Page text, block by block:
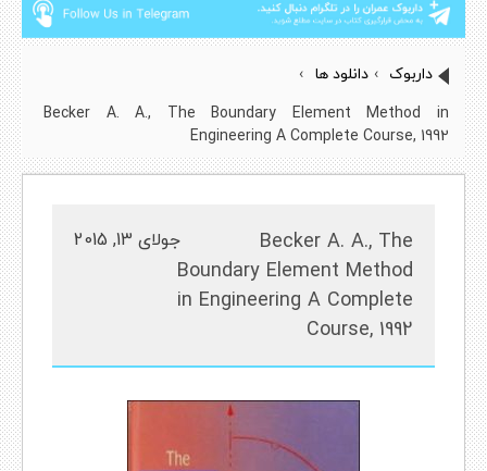
داربوک › دانلود ها ›
Becker A. A., The Boundary Element Method in
Engineering A Complete Course, 1992
Becker A. A., The
Boundary Element Method
in Engineering A Complete
Course, 1992
جولای 13, 2015